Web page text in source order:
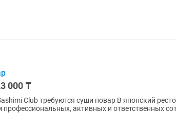
000 ₸
суши повар В японский ресторан Sashimi Club by Kingfisher
активных и ответственных сотрудников: